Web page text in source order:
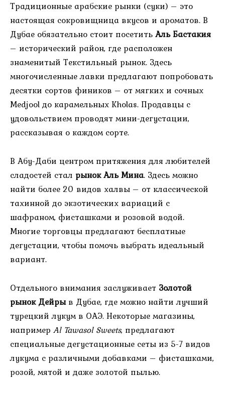
Традиционные арабские рынки (суки) – это
настоящая сокровищница вкусов и ароматов. В
Дубае обязательно стоит посетитьАль Бастакия
– исторический район, где расположен
знаменитый Текстильный рынок. Здесь
многочисленные лавки предлагают попробовать
десятки сортов фиников – от мягких и сочных
Medjool до карамельных Kholas. Продавцы с
удовольствием проводят мини-дегустации,
рассказывая о каждом сорте.
В Абу-Даби центром притяжения для любителей
сладостей стал рынок Аль Мина. Здесь можно
найти более 20 видов халвы – от классической
тахинной до экзотических вариаций с
шафраном, фисташками и розовой водой.
Многие торговцы предлагают бесплатные
дегустации, чтобы помочь выбрать идеальный
вариант.
Отдельного внимания заслуживает Золотой
рынок Дейрыв Дубае, где можно найти лучший
турецкий лукум в ОАЭ. Некоторые магазины,
например Al Tawasol Sweets, предлагают
специальные дегустационные сеты из 5-7 видов
лукума с различными добавками – фисташками,
розой, мятой и даже золотой пылью.